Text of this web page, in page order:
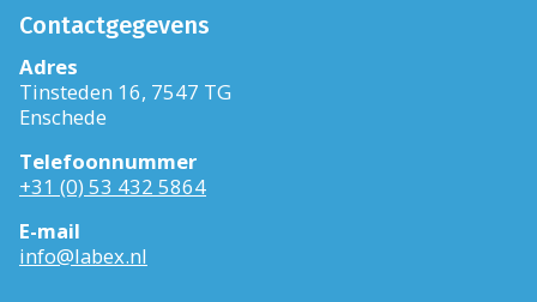
Contactgegevens
Adres
Tinsteden 16, 7547 TG
Enschede
Telefoonnummer
+31 (0) 53 432 5864
E-mail
info@labex.nl